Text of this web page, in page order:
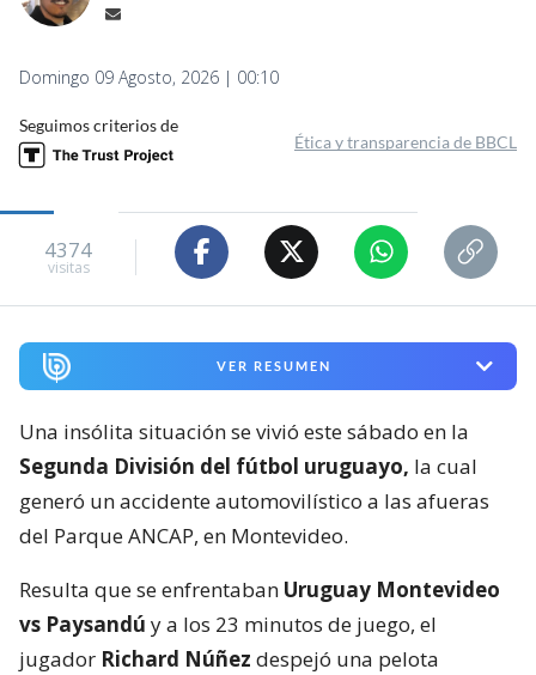
Domingo 09 Agosto, 2026 | 00:10
Seguimos criterios de
Ética y transparencia de BBCL
4374
visitas
VER RESUMEN
Una insólita situación se vivió este sábado en la
Segunda División del fútbol uruguayo, la cual
generó un accidente automovilístico a las afueras
del Parque ANCAP, en Montevideo.
Resulta que se enfrentaban Uruguay Montevideo
vs Paysandú y a los 23 minutos de juego, el
jugador Richard Núñez despejó una pelota